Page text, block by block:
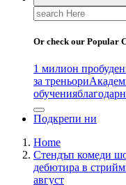
Search
for:
Or check our Popular
1 милион
за треньори
обучения
Подкрепи ни
Home
Стендъп комеди
дебютира в
август